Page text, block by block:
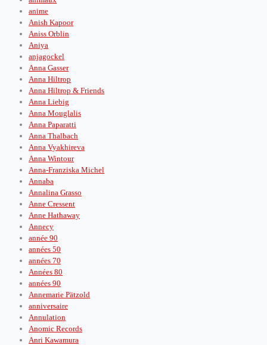
anime
Anish Kapoor
Aniss Orblin
Aniya
anjagockel
Anna Gasser
Anna Hiltrop
Anna Hiltrop & Friends
Anna Liebig
Anna Mouglalis
Anna Paparatti
Anna Thalbach
Anna Vyakhireva
Anna Wintour
Anna-Franziska Michel
Annaba
Annalina Grasso
Anne Cressent
Anne Hathaway
Annecy
année 90
années 50
années 70
Années 80
années 90
Annemarie Pätzold
anniversaire
Annulation
Anomic Records
Anri Kawamura